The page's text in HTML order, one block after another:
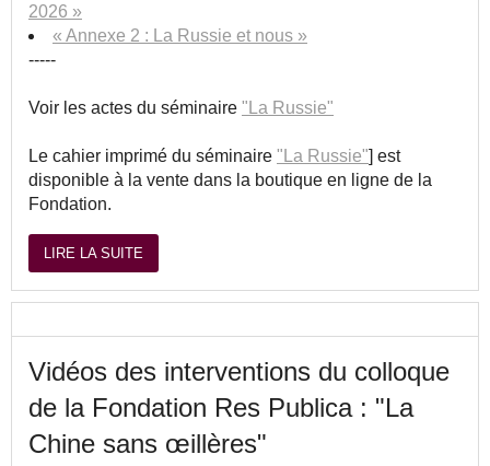
2026 »
« Annexe 2 : La Russie et nous »
-----
Voir les actes du séminaire "La Russie"
Le cahier imprimé du séminaire "La Russie"] est
disponible à la vente dans la boutique en ligne de la
Fondation.
LIRE LA SUITE
Vidéos des interventions du colloque
de la Fondation Res Publica : "La
Chine sans œillères"